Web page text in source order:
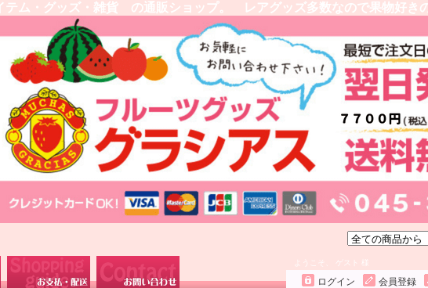
テム・グッズ・雑貨 の通販ショップ。 レアグッズ多数なので果物好き
ようこそ、 ゲスト 様
ログイン 会員登録